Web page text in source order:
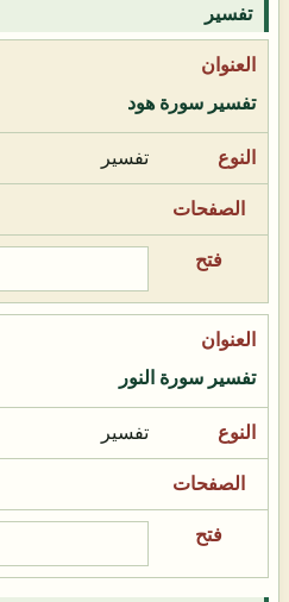
تفسير
تفسير سورة هود
تفسير
تفسير سورة النور
تفسير